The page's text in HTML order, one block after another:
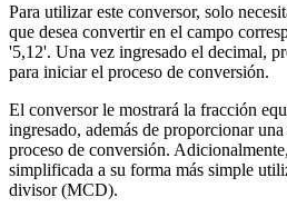
Para utilizar este conversor, solo
que desea convertir en el campo
'5,12'. Una vez ingresado el decimal,
para iniciar el proceso de conversión.
El conversor le mostrará la fracción
ingresado, además de proporcionar
proceso de conversión.
simplificada a su forma más simple
divisor (MCD).